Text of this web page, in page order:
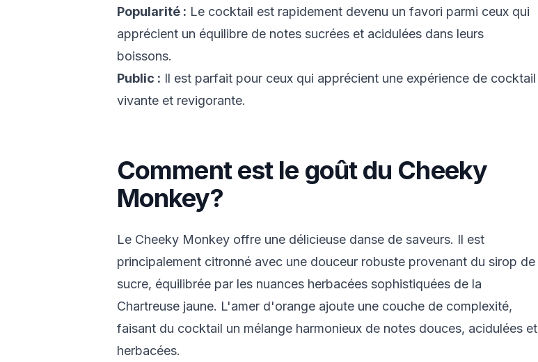
Popularité : Le cocktail est rapidement devenu un favori parmi ceux qui
apprécient un équilibre de notes sucrées et acidulées dans leurs
boissons.
Public : Il est parfait pour ceux qui apprécient une expérience de cocktail
vivante et revigorante.
Comment est le goût du Cheeky
Monkey?
Le Cheeky Monkey offre une délicieuse danse de saveurs. Il est
principalement citronné avec une douceur robuste provenant du sirop de
sucre, équilibrée par les nuances herbacées sophistiquées de la
Chartreuse jaune. L'amer d'orange ajoute une couche de complexité,
faisant du cocktail un mélange harmonieux de notes douces, acidulées et
herbacées.